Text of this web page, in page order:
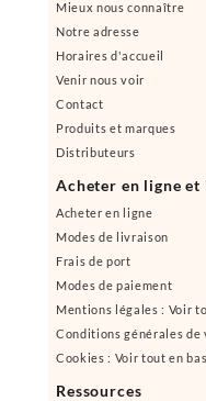
Mieux nous connaître
Notre adresse
Horaires d'accueil
Venir nous voir
Contact
Produits et marques
Distributeurs
Acheter en ligne
Acheter en ligne
Modes de livraison
Frais de port
Modes de paiement
Mentions légales : Voir
Conditions générales de
Cookies : Voir tout en
Ressources